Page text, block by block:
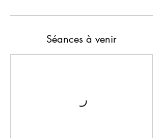
Séances à venir